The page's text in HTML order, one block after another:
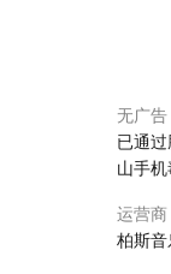
无广告
已通
山手
运营商
柏斯音